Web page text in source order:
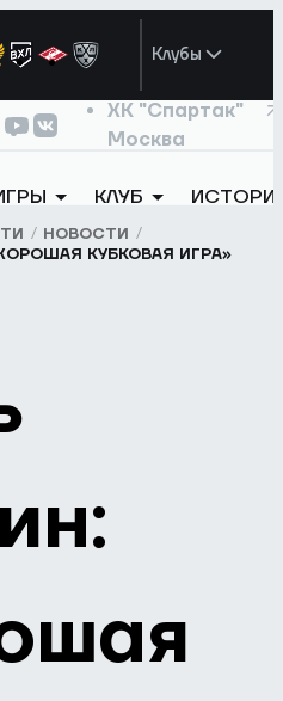
Клубы
ХК "Спартак"
Москва
КЛУБ
НОВОСТИ
КУБКОВАЯ ИГРА»